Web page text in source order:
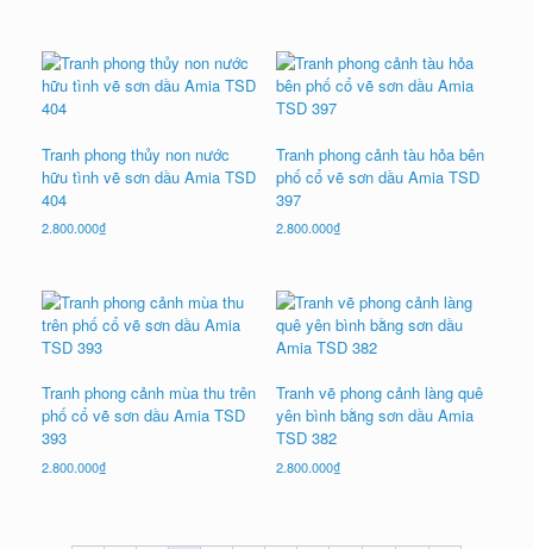
Tranh phong thủy non nước
hữu tình vẽ sơn dầu Amia TSD
404
2.800.000₫
Tranh phong cảnh tàu hỏa bên
phố cổ vẽ sơn dầu Amia TSD
397
2.800.000₫
Tranh phong cảnh mùa thu trên
phố cổ vẽ sơn dầu Amia TSD
393
2.800.000₫
Tranh vẽ phong cảnh làng quê
yên bình bằng sơn dầu Amia
TSD 382
2.800.000₫